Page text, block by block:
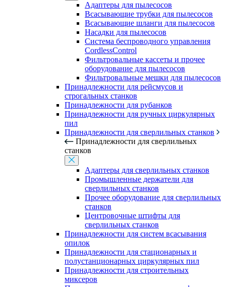
Адаптеры для пылесосов
Всасывающие трубки для пылесосов
Всасывающие шланги для пылесосов
Насадки для пылесосов
Система беспроводного управления
CordlessControl
Фильтровальные кассеты и прочее
оборудование для пылесосов
Фильтровальные мешки для пылесосов
Принадлежности для рейсмусов и
строгальных станков
Принадлежности для рубанков
Принадлежности для ручных циркулярных
пил
Принадлежности для сверлильных станков
Принадлежности для сверлильных
станков
Адаптеры для сверлильных станков
Промышленные держатели для
сверлильных станков
Прочее оборудование для сверлильных
станков
Центровочные штифты для
сверлильных станков
Принадлежности для систем всасывания
опилок
Принадлежности для стационарных и
полустанционарных циркулярных пил
Принадлежности для строительных
миксеров